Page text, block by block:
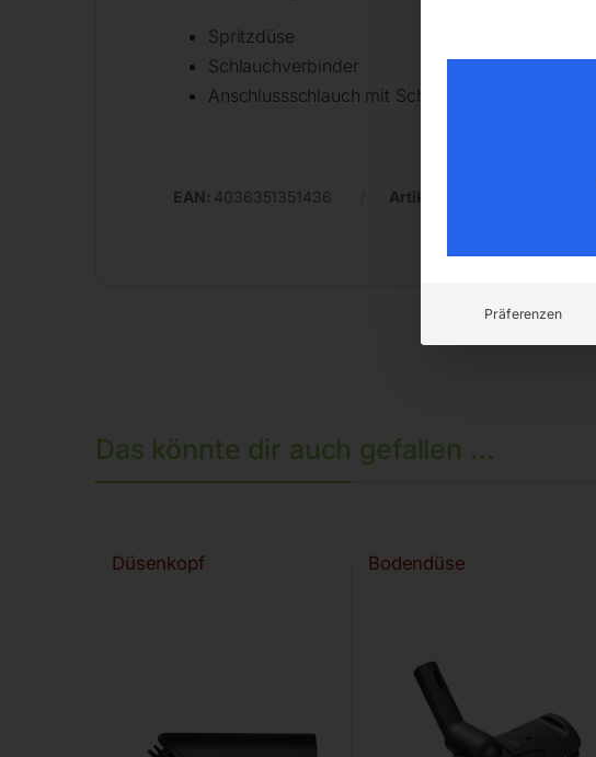
Spritzdüse
Schlauchverbinder
Anschlussschlauch mit Schlauchstück
EAN: 4036351351436 Artikelnummer:
Das könnte dir auch gefallen …
Düsenkopf Bodendüse
Präferenzen